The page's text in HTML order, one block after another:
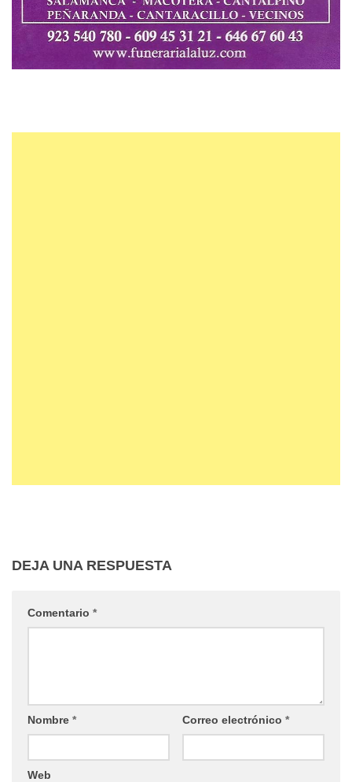
DEJA UNA RESPUESTA
Comentario *
Nombre * Correo electrónico *
Web